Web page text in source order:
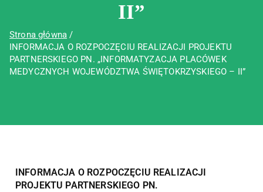
II”
Strona główna
INFORMACJA O ROZPOCZĘCIU REALIZACJI PROJEKTU
PARTNERSKIEGO PN. „INFORMATYZACJA PLACÓWEK
MEDYCZNYCH WOJEWÓDZTWA ŚWIĘTOKRZYSKIEGO – II”
INFORMACJA O ROZPOCZĘCIU REALIZACJI
PROJEKTU PARTNERSKIEGO PN.